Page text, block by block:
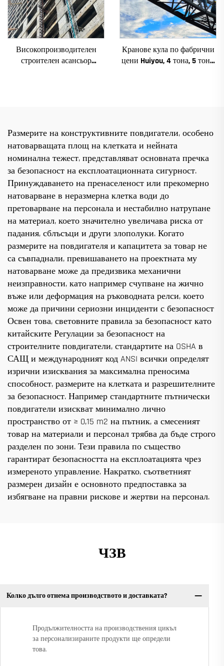
Високопроизводителен
строителен асансьор
Кранове кула по фабрични
цени Huiyou, 4 тона, 5 тона,
Размерите на конструктивните повдигатели, особено
натоварващата площ на клетката и нейната
номинална тежест, представляват основната пречка
за безопасност на експлоатационната сигурност.
Принуждаването на пренаселеност или прекомерно
натоварване в неразмерна клетка води до
претоварване на персонала и нестабилно натрупане
на материал, което значително увеличава риска от
падания, сблъсъци и други злополуки. Когато
размерите на повдигателя и капацитета за товар не
са съвпаднали, превишаването на проектната му
натоварване може да предизвика механични
неизправности, като например счупване на жично
въже или деформация на ръководната релси, което
може да причини сериозни инциденти с безопасност
Освен това, световните правила за безопасност като
китайските Регулации за безопасност на
строителните повдигатели, стандартите на OSHA в
САЩ и международният код ANSI всички определят
изрични изисквания за максимална преносима
способност, размерите на клетката и разрешителните
за безопасност. Например стандартните пътнически
повдигатели изискват минимално лично
пространство от ≥ 0,15 m2 на пътник, а смесеният
товар на материали и персонал трябва да бъде строго
разделен по зони. Тези правила по същество
гарантират безопасността на експлоатацията чрез
измереното управление. Накратко, съответният
размерен дизайн е основното предпоставка за
избягване на правни рискове и жертви на персонал.
ЧЗВ
Колко дълго отнема производството и доставката?
Продължителността на производствения цикъл
за персонализираните продукти ще определи
това.